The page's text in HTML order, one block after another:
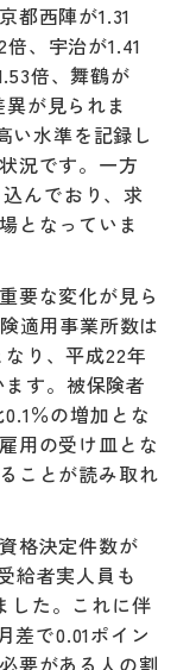
都西陣が1.31
、宇治が1.41
倍、舞鶴が
が見られま
い水準を記録し
況です。一方
んでおり、求
となっていま
要な変化が見ら
適用事業所数は
り、平成22年
す。被保険者
％の増加とな
用の受け皿とな
ことが読み取れ
格決定件数が
給者実人員も
した。これに伴
差で0.01ポイン